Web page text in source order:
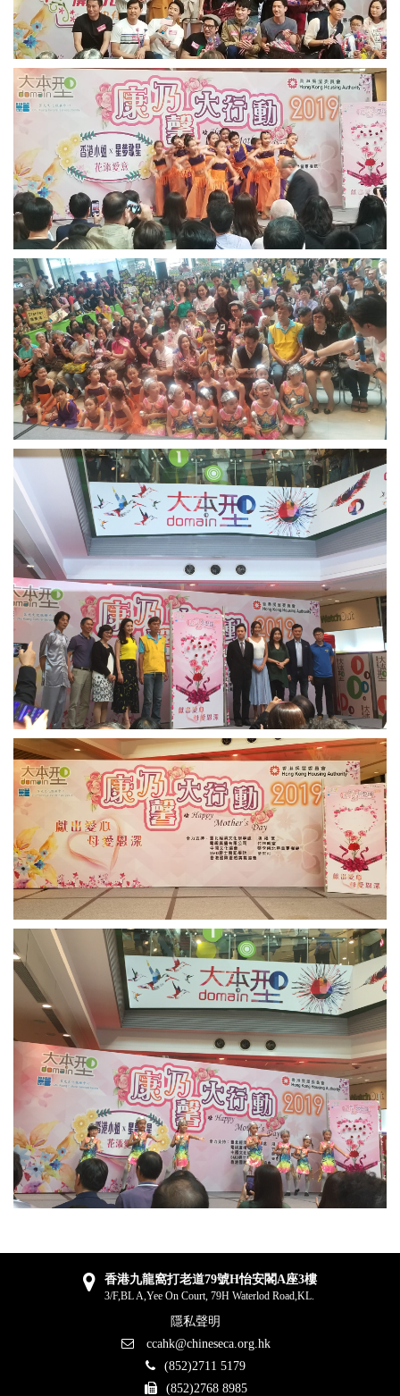
香港九龍窩打老道79號H怡安閣A座3樓
3/F,BL A,Yee On Court, 79H Waterlod Road,KL.
隱私聲明
ccahk@chineseca.org.hk
(852)2711 5179
(852)2768 8985